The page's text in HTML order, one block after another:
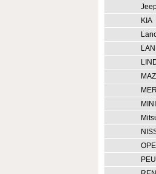
KIA
MINI